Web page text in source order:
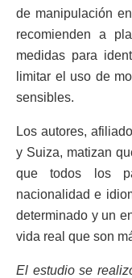
de manipulación
recomienden a
medidas para
limitar el uso de
sensibles.
Los autores,
y Suiza, matizan
que todos los
nacionalidad e
determinado y un
vida real que son
El estudio se